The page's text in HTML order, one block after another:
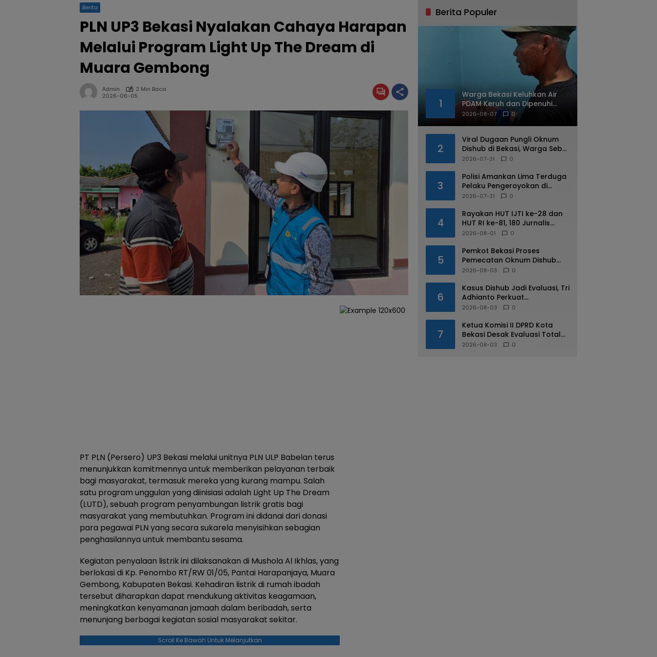
Berita
PLN UP3 Bekasi Nyalakan Cahaya Harapan
Melalui Program Light Up The Dream di
Muara Gembong
Admin
2 Min Baca
2026-06-05
PT PLN (Persero) UP3 Bekasi melalui unitnya PLN ULP Babelan terus
menunjukkan komitmennya untuk memberikan pelayanan terbaik
bagi masyarakat, termasuk mereka yang kurang mampu. Salah
satu program unggulan yang diinisiasi adalah Light Up The Dream
(LUTD), sebuah program penyambungan listrik gratis bagi
masyarakat yang membutuhkan. Program ini didanai dari donasi
para pegawai PLN yang secara sukarela menyisihkan sebagian
penghasilannya untuk membantu sesama.
Kegiatan penyalaan listrik ini dilaksanakan di Mushola Al Ikhlas, yang
berlokasi di Kp. Penombo RT/RW 01/05, Pantai Harapanjaya, Muara
Gembong, Kabupaten Bekasi. Kehadiran listrik di rumah ibadah
tersebut diharapkan dapat mendukung aktivitas keagamaan,
meningkatkan kenyamanan jamaah dalam beribadah, serta
menunjang berbagai kegiatan sosial masyarakat sekitar.
Scroll Ke Bawah Untuk Melanjutkan
Berita Populer
1
Warga Bekasi Keluhkan Air
PDAM Keruh dan Dipenuhi
Cacing
2026-08-07 0
2
Viral Dugaan Pungli Oknum
Dishub di Bekasi, Warga Sebut
Praktik Diduga Sudah
2026-07-31 0
3
Polisi Amankan Lima Terduga
Pelaku Pengeroyokan di
Kalimalang
2026-07-31 0
4
Rayakan HUT IJTI ke-28 dan
HUT RI ke-81, 180 Jurnalis
Jabodetabek Adu di IJTI
2026-08-01 0
5
Pemkot Bekasi Proses
Pemecatan Oknum Dishub
Yang Diduga Lakukan Pungli
2026-08-03 0
6
Kasus Dishub Jadi Evaluasi, Tri
Adhianto Perkuat
Pengawasan Aparatur
2026-08-03 0
7
Ketua Komisi II DPRD Kota
Bekasi Desak Evaluasi Total
Usai Dugaan Pungli Oknum
2026-08-03 0